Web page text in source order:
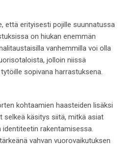
että erityisesti pojille suunnatussa
on hiukan enemmän
vanhemmilla voi olla
jolloin niissä
sopivana harrastuksena.
kohtaamien haasteiden lisäksi
selkeä käsitys siitä, mitkä asiat
rakentamisessa.
vahvan vuorovaikutuksen